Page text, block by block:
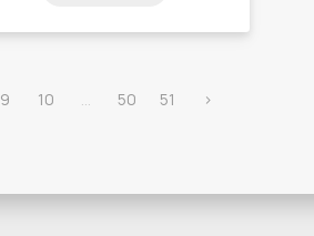
9 10 50 51 ›